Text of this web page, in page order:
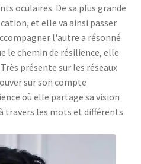
oculaires. De sa plus grande
et elle va ainsi passer
l'autre a résonné
le chemin de résilience, elle
présente sur les réseaux
sur son compte
où elle partage sa vision
travers les mots et différents